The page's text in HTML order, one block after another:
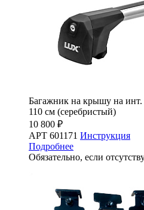
Багажник на крышу на
110 см (серебристый)
10 800 ₽
АРТ 601171 Инструкция
Подробнее
Обязательно, если